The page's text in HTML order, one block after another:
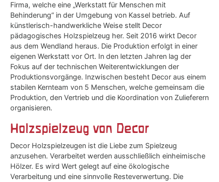
Firma, welche eine „Werkstatt für Menschen mit
Behinderung“ in der Umgebung von Kassel betrieb. Auf
künstlerisch-handwerkliche Weise stellt Decor
pädagogisches Holzspielzeug her. Seit 2016 wirkt Decor
aus dem Wendland heraus. Die Produktion erfolgt in einer
eigenen Werkstatt vor Ort. In den letzten Jahren lag der
Fokus auf der technischen Weiterentwicklungen der
Produktionsvorgänge. Inzwischen besteht Decor aus einem
stabilen Kernteam von 5 Menschen, welche gemeinsam die
Produktion, den Vertrieb und die Koordination von Zulieferern
organisieren.
Holzspielzeug von Decor
Decor Holzspielzeugen ist die Liebe zum Spielzeug
anzusehen. Verarbeitet werden ausschließlich einheimische
Hölzer. Es wird Wert gelegt auf eine ökologische
Verarbeitung und eine sinnvolle Resteverwertung. Die